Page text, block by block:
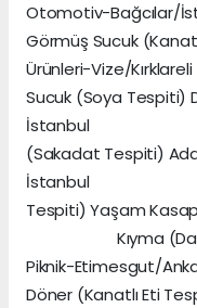
Otomotiv-
Görmüş Sucuk
Ürünleri-Vize/
Sucuk (Soya Tespiti)
İstanbul
(Sakadat Tespiti)
İstanbul Kır
Tespiti) Yaşam
Kıyma (Dana
Piknik-
Döner (Kanatlı Eti